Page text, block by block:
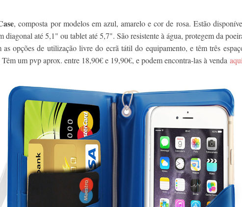
, composta por modelos em azul, amarelo e cor de rosa. Estão
diagonal até 5,1" ou tablet até 5,7". São resistente à água, protegem da
as opções de utilização livre do ecrã tátil do equipamento, e têm três
Têm um pvp aprox. entre 18,90€ e 19,90€, e podem encontra-las à venda aqui